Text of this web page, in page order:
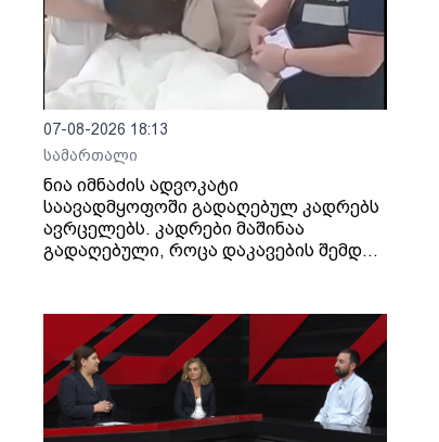
07-08-2026 18:13
სამართალი
ნია იმნაძის ადვოკატი
საავადმყოფოში გადაღებულ კადრებს
ავრცელებს. კადრები მაშინაა
გადაღებული, როცა დაკავების შემდეგ